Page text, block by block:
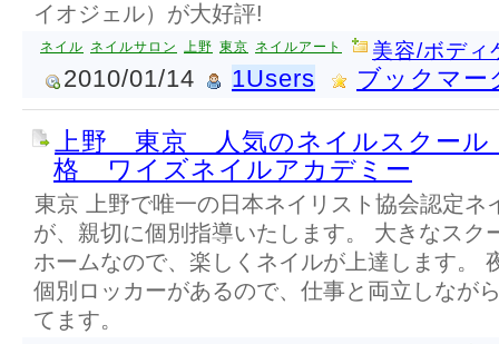
イオジェル）が大好評!
ネイル ネイルサロン 上野 東京 ネイルアート 美容/ボディ
2010/01/14 1Users ブックマー
上野 東京 人気のネイルスクー
格 ワイズネイルアカデミー
東京 上野で唯一の日本ネイリスト協会認定ネ
が、親切に個別指導いたします。 大きなスク
ホームなので、楽しくネイルが上達します。
個別ロッカーがあるので、仕事と両立しなが
てます。